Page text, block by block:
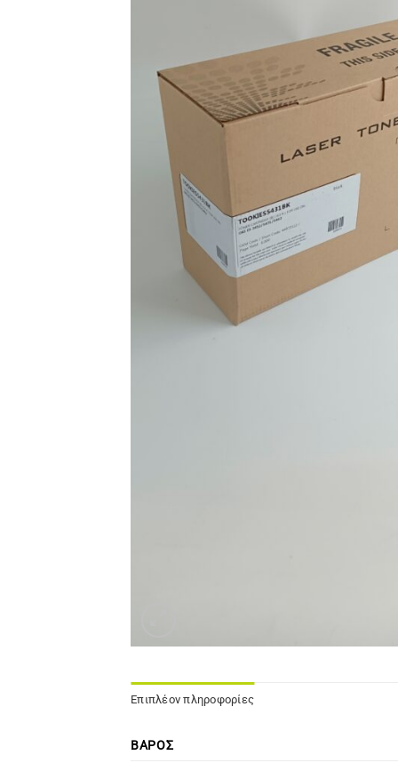
Επιπλέον πληροφορίες
ΒΆΡΟΣ